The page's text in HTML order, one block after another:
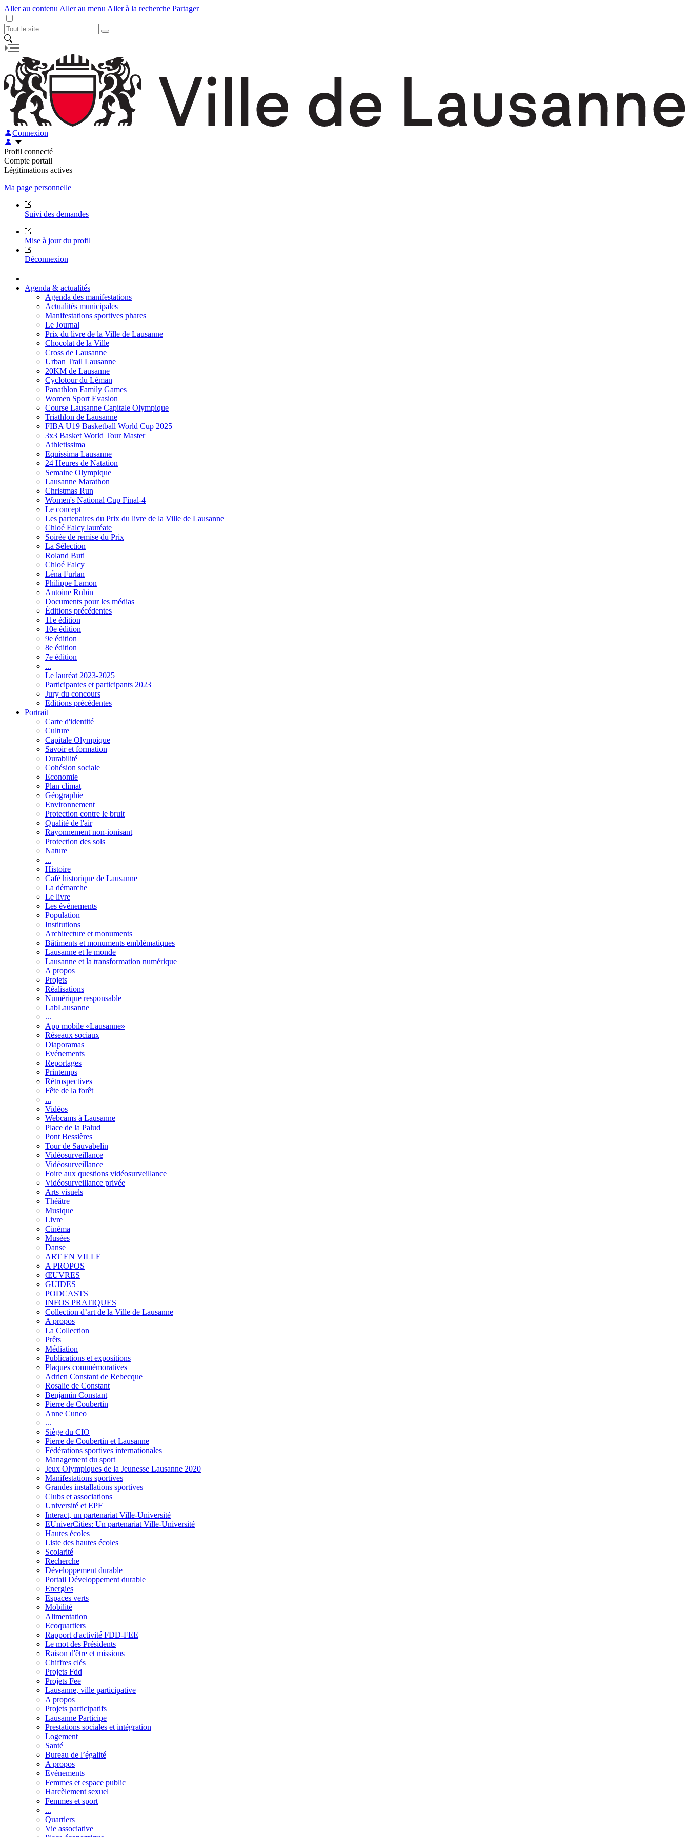
Aller au contenu Aller au menu Aller à la recherche Partager
Connexion
Profil connecté
Compte portail
Légitimations actives
Ma page personnelle
Suivi des demandes
Mise à jour du profil
Déconnexion
Agenda & actualités
Agenda des manifestations
Actualités municipales
Manifestations sportives phares
Le Journal
Prix du livre de la Ville de Lausanne
Chocolat de la Ville
Cross de Lausanne
Urban Trail Lausanne
20KM de Lausanne
Cyclotour du Léman
Panathlon Family Games
Women Sport Evasion
Course Lausanne Capitale Olympique
Triathlon de Lausanne
FIBA U19 Basketball World Cup 2025
3x3 Basket World Tour Master
Athletissima
Equissima Lausanne
24 Heures de Natation
Semaine Olympique
Lausanne Marathon
Christmas Run
Women's National Cup Final-4
Le concept
Les partenaires du Prix du livre de la Ville de Lausanne
Chloé Falcy lauréate
Soirée de remise du Prix
La Sélection
Roland Buti
Chloé Falcy
Léna Furlan
Philippe Lamon
Antoine Rubin
Documents pour les médias
Éditions précédentes
11e édition
10e édition
9e édition
8e édition
7e édition
...
Le lauréat 2023-2025
Participantes et participants 2023
Jury du concours
Editions précédentes
Portrait
Carte d'identité
Culture
Capitale Olympique
Savoir et formation
Durabilité
Cohésion sociale
Economie
Plan climat
Géographie
Environnement
Protection contre le bruit
Qualité de l'air
Rayonnement non-ionisant
Protection des sols
Nature
...
Histoire
Café historique de Lausanne
La démarche
Le livre
Les événements
Population
Institutions
Architecture et monuments
Bâtiments et monuments emblématiques
Lausanne et le monde
Lausanne et la transformation numérique
A propos
Projets
Réalisations
Numérique responsable
LabLausanne
...
App mobile «Lausanne»
Réseaux sociaux
Diaporamas
Evénements
Reportages
Printemps
Rétrospectives
Fête de la forêt
...
Vidéos
Webcams à Lausanne
Place de la Palud
Pont Bessières
Tour de Sauvabelin
Vidéosurveillance
Vidéosurveillance
Foire aux questions vidéosurveillance
Vidéosurveillance privée
Arts visuels
Théâtre
Musique
Livre
Cinéma
Musées
Danse
ART EN VILLE
A PROPOS
ŒUVRES
GUIDES
PODCASTS
INFOS PRATIQUES
Collection d’art de la Ville de Lausanne
A propos
La Collection
Prêts
Médiation
Publications et expositions
Plaques commémoratives
Adrien Constant de Rebecque
Rosalie de Constant
Benjamin Constant
Pierre de Coubertin
Anne Cuneo
...
Siège du CIO
Pierre de Coubertin et Lausanne
Fédérations sportives internationales
Management du sport
Jeux Olympiques de la Jeunesse Lausanne 2020
Manifestations sportives
Grandes installations sportives
Clubs et associations
Université et EPF
Interact, un partenariat Ville-Université
EUniverCities: Un partenariat Ville-Université
Hautes écoles
Liste des hautes écoles
Scolarité
Recherche
Développement durable
Portail Développement durable
Energies
Espaces verts
Mobilité
Alimentation
Ecoquartiers
Rapport d'activité FDD-FEE
Le mot des Présidents
Raison d'être et missions
Chiffres clés
Projets Fdd
Projets Fee
Lausanne, ville participative
A propos
Projets participatifs
Lausanne Participe
Prestations sociales et intégration
Logement
Santé
Bureau de l’égalité
A propos
Evénements
Femmes et espace public
Harcèlement sexuel
Femmes et sport
...
Quartiers
Vie associative